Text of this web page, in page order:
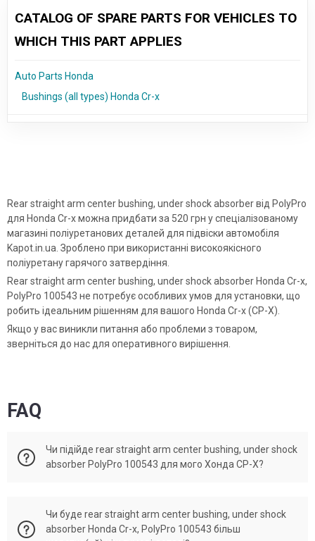
CATALOG OF SPARE PARTS FOR VEHICLES TO
WHICH THIS PART APPLIES
Auto Parts Honda
Bushings (all types) Honda Cr-x
Rear straight arm center bushing, under shock absorber від PolyPro
для Honda Cr-x можна придбати за 520 грн у спеціалізованому
магазині поліуретанових деталей для підвіски автомобіля
Kapot.in.ua. Зроблено при використанні високоякісного
поліуретану гарячого затвердіння.
Rear straight arm center bushing, under shock absorber Honda Cr-x,
PolyPro 100543 не потребує особливих умов для установки, що
робить ідеальним рішенням для вашого Honda Cr-x (СР-Х).
Якщо у вас виникли питання або проблеми з товаром,
зверніться до нас для оперативного вирішення.
FAQ
Чи підійде rear straight arm center bushing, under shock
absorber PolyPro 100543 для мого Хонда СР-Х?
Cr-x відповідає поданим ОЕМ. Original numbers
52622SR0004, 52622SH3010.
Чи буде rear straight arm center bushing, under shock
absorber Honda Cr-x, PolyPro 100543 більш